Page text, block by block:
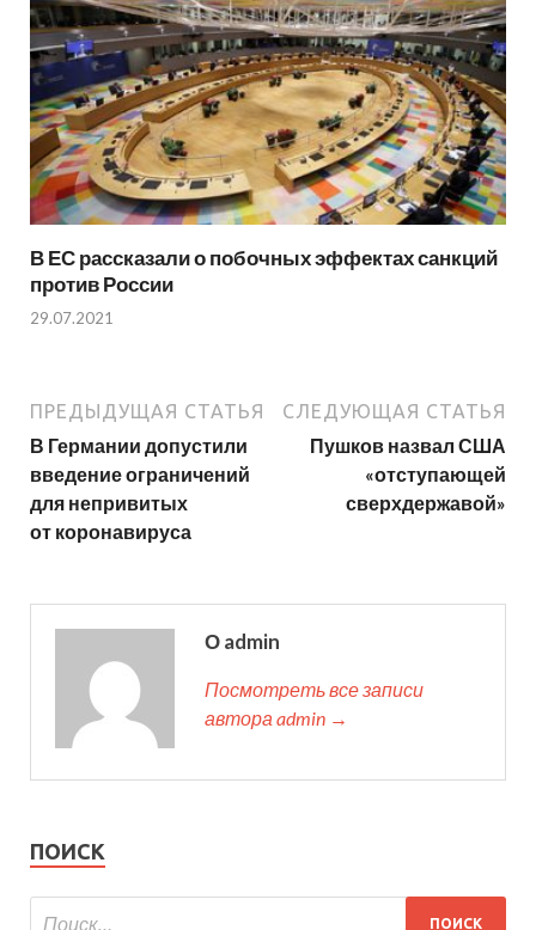
В ЕС рассказали о побочных эффектах санкций
против России
29.07.2021
ПРЕДЫДУЩАЯ СТАТЬЯ
В Германии допустили
введение ограничений
для непривитых
от коронавируса
СЛЕДУЮЩАЯ СТАТЬЯ
Пушков назвал США
«отступающей
сверхдержавой»
О admin
Посмотреть все записи
автора admin →
ПОИСК